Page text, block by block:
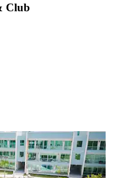
Club